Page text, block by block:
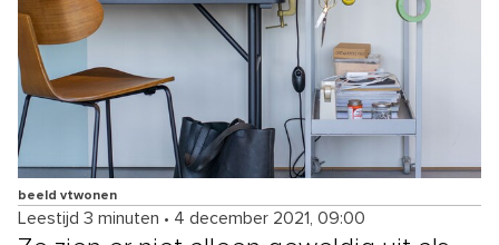
beeld vtwonen
Leestijd 3 minuten • 4 december 2021, 09:00